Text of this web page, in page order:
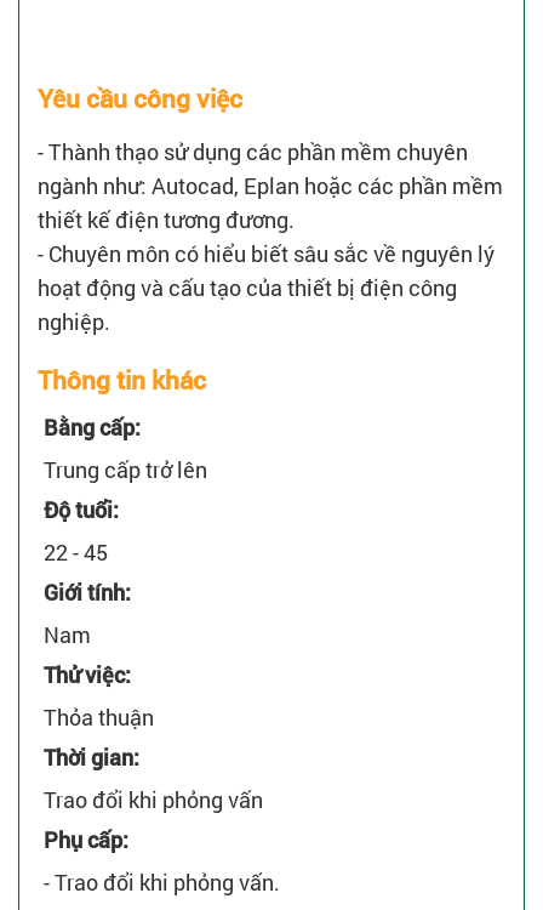
Yêu cầu công việc
- Thành thạo sử dụng các phần mềm chuyên
ngành như: Autocad, Eplan hoặc các phần mềm
thiết kế điện tương đương.
- Chuyên môn có hiểu biết sâu sắc về nguyên lý
hoạt động và cấu tạo của thiết bị điện công
nghiệp.
Thông tin khác
Bằng cấp:
Trung cấp trở lên
Độ tuổi:
22 - 45
Giới tính:
Nam
Thử việc:
Thỏa thuận
Thời gian:
Trao đổi khi phỏng vấn
Phụ cấp:
- Trao đổi khi phỏng vấn.